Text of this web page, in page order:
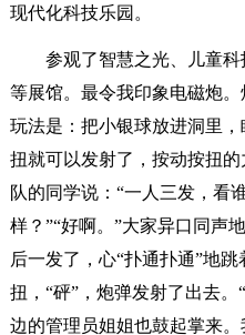
现代化科技乐园。
参观了智慧之光、儿童
等展馆。最令我印象电磁炮
玩法是：把小银球放进洞里
扭就可以发射了，按动按扭
队的同学说：“一人三发，看
样？”“好啊。”大家异口同声
后一发了，心“扑通扑通”地
扭，“砰”，炮弹发射了出去
边的管理员姐姐也鼓起掌来